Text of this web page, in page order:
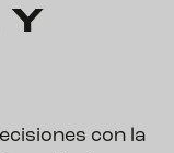
Y
con la